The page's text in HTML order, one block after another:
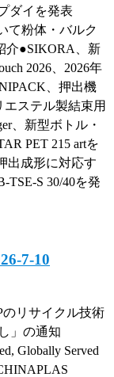
ダイを発表
て粉体・バルク
介●SIKORA、新
2026、2026年
、押出機
エステル製結束用
、新型ボトル・
PET 215 artを
出成形に対応す
TSE-S 30/40を発
7-10
のリサイクル技術
」の通知
Globally Served